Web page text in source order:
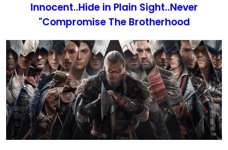
Innocent..Hide in Plain Sight..Never
Compromise The Brotherhood"